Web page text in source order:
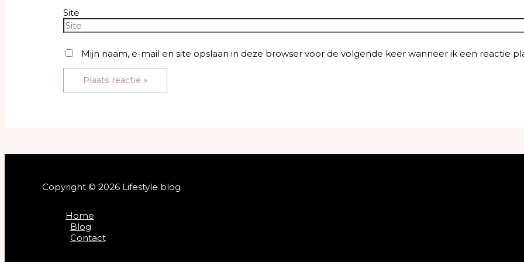
Site
Mijn naam, e-mail en site opslaan in deze browser voor de volgende keer wanneer ik een reactie
Copyright © 2026 Lifestyle blog
Home
Blog
Contact